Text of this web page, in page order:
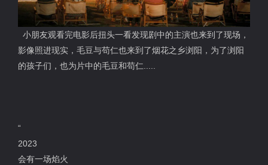
小朋友观看完电影后扭头一看发现剧中的主演也来到了现场，
影像照进现实，毛豆与苟仁也来到了烟花之乡浏阳，为了浏阳
的孩子们，也为片中的毛豆和苟仁.....
“
2023
会有一场焰火